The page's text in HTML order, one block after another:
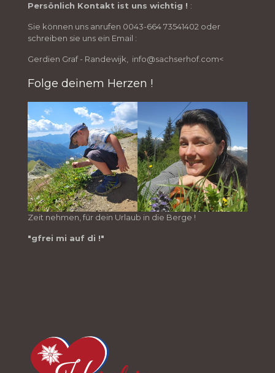
Persönlich Kontakt ist uns wichtig ! :
Sie können uns anrufen 0043-664 73541402 oder
schreiben sie uns ein Email :
Gerdien Graf - Randewijk, info@sachserhof.com<
Folge deinem Herzen !
Zeit nehmen, für dein Urlaub in die Berge !
"gfrei mi auf di !"